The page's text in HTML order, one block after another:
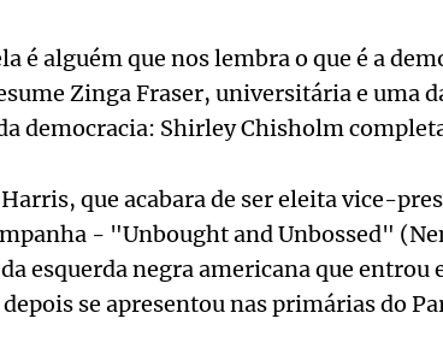
é alguém que nos lembra o que é a
Zinga Fraser, universitária e uma
democracia: Shirley Chisholm
que acabara de ser eleita vice-
- "Unbought and Unbossed"
esquerda negra americana que entrou
se apresentou nas primárias do